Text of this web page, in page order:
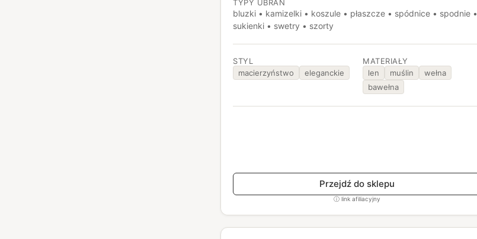
wyjątkowe okazje.
TYPY UBRAŃ
bluzki • kamizelki • koszule • płaszcze • spódnice • spodnie •
sukienki • swetry • szorty
STYL
macierzyństwo
eleganckie
MATERIAŁY
len
muślin
wełna
bawełna
Przejdź do sklepu
ⓘ link afiliacyjny